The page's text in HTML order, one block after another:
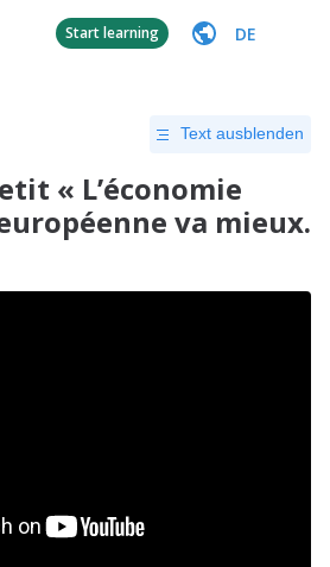
Start learning DE
Text ausblenden
« L’économie
va mieux.